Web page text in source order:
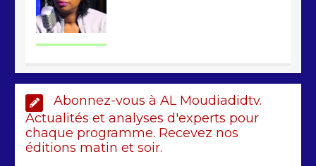
saisie de 28 kg de haschich estimés à
190 millions FCFA
2 min 228
Abonnez-vous à AL Moudiadidtv.
Actualités et analyses d'experts pour
chaque programme. Recevez nos
éditions matin et soir.